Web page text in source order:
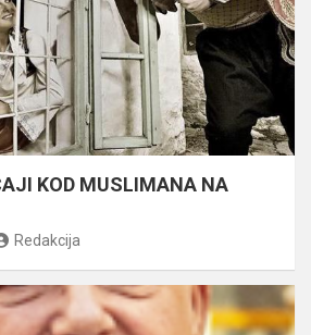
KOD MUSLIMANA NA
Redakcija